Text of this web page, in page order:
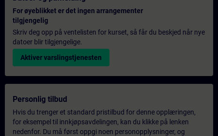
For øyeblikket er det ingen arrangementer
tilgjengelig
Skriv deg opp på ventelisten for kurset, så får du beskjed når nye
datoer blir tilgjengelige.
Aktiver varslingstjenesten
Personlig tilbud
Hvis du trenger et standard pristilbud for denne opplæringen,
for eksempel til innkjøpsavdelingen, kan du klikke på lenken
nedenfor. Du må først oppgi noen personopplysninger, og